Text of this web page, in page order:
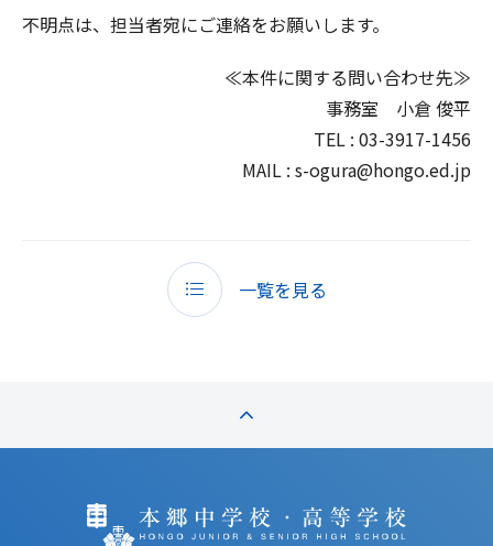
不明点は、担当者宛にご連絡をお願いします。
≪本件に関する問い合わせ先≫
事務室 小倉 俊平
TEL : 03-3917-1456
MAIL : s-ogura@hongo.ed.jp
一覧を見る